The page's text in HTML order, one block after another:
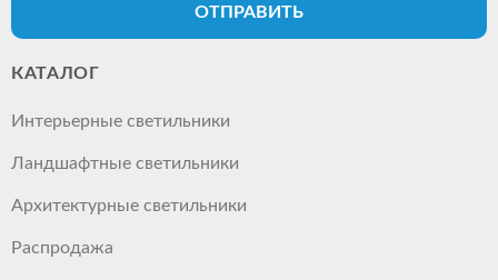
ОТПРАВИТЬ
КАТАЛОГ
Интерьерные светильники
Ландшафтные светильники
Архитектурные светильники
Распродажа